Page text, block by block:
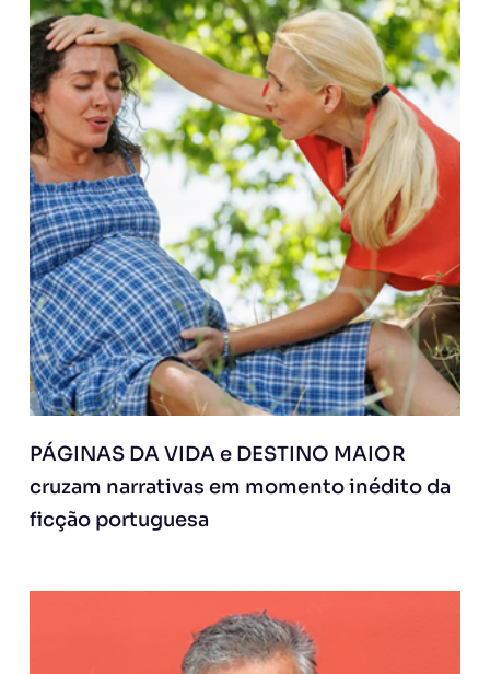
PÁGINAS DA VIDA e DESTINO MAIOR
cruzam narrativas em momento inédito da
ficção portuguesa